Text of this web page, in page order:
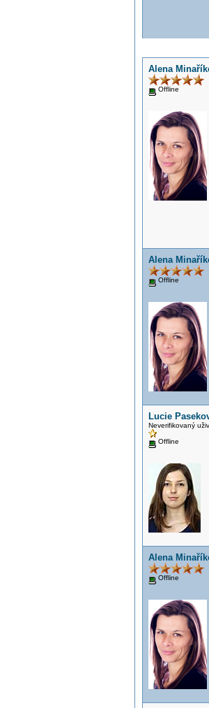
Alena
Offline
Alena
Offline
Lucie
Neverifikovaný
Offline
Alena
Offline